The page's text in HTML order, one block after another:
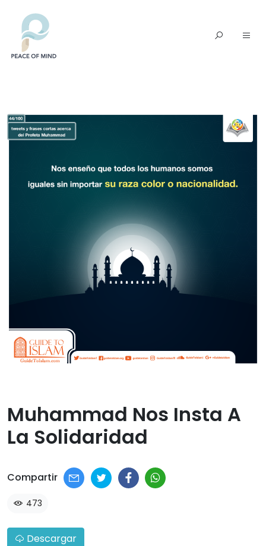
Muhammad Nos Insta A
La Solidaridad​
Compartir
473
Descargar